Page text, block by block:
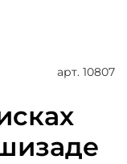
арт. 10807